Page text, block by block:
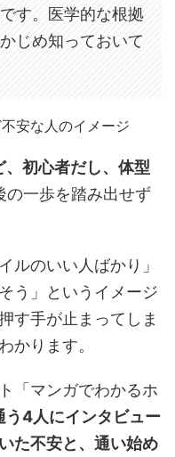
す。医学的な根拠
じめ知っておいて
、初心者だし、体型
の一歩を踏み出せず
ルのいい人ばかり」
う」というイメージ
す手が止まってしま
かります。
「マンガでわかるホ
う4人にインタビュー
た不安と、通い始め